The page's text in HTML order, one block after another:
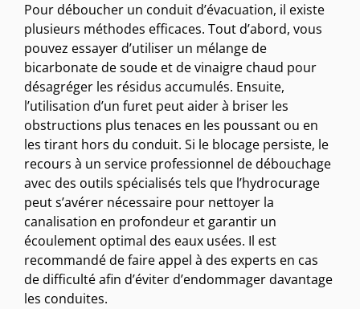
Pour déboucher un conduit d’évacuation, il existe
plusieurs méthodes efficaces. Tout d’abord, vous
pouvez essayer d’utiliser un mélange de
bicarbonate de soude et de vinaigre chaud pour
désagréger les résidus accumulés. Ensuite,
l’utilisation d’un furet peut aider à briser les
obstructions plus tenaces en les poussant ou en
les tirant hors du conduit. Si le blocage persiste, le
recours à un service professionnel de débouchage
avec des outils spécialisés tels que l’hydrocurage
peut s’avérer nécessaire pour nettoyer la
canalisation en profondeur et garantir un
écoulement optimal des eaux usées. Il est
recommandé de faire appel à des experts en cas
de difficulté afin d’éviter d’endommager davantage
les conduites.